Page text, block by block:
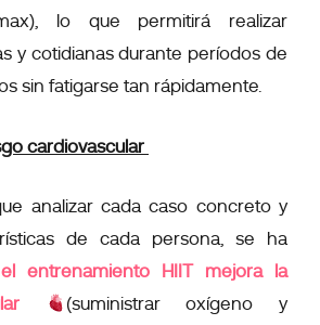
lo que permitirá realizar
y cotidianas durante períodos de
sin fatigarse tan rápidamente.
cardiovascular
analizar cada caso concreto y
de cada persona, se ha
entrenamiento HIIT mejora la
(suministrar oxígeno y